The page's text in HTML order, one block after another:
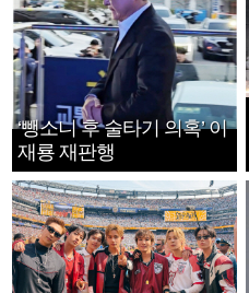
‘뺑소니 후 술타기 의혹’ 이
재룡 재판행